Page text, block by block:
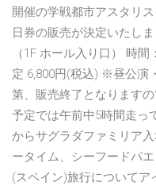
開催の学戦都市アスタリ
日券の販売が決定いたし
（1F ホール入り口） 時
定 6,800円(税込) ※昼公演
第、販売終了となります
予定では午前中5時間走っ
からサグラダファミリア
ータイム、シーフードパ
(スペイン)旅行について